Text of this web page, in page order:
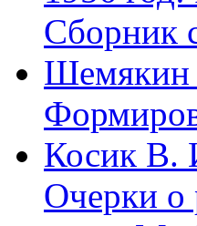
Сборник
Шемякин
Косик В.
Очерки о